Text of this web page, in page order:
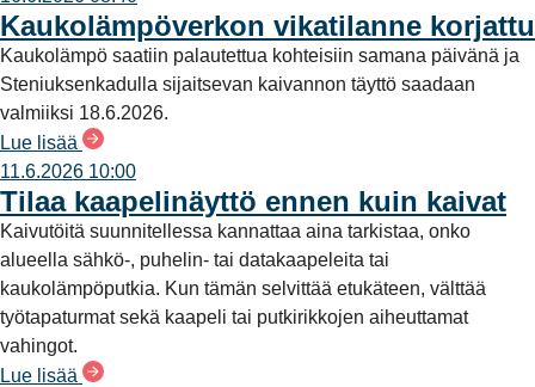
Kaukolämpöverkon vikatilanne korjattu
Kaukolämpö saatiin palautettua kohteisiin samana päivänä ja
Steniuksenkadulla sijaitsevan kaivannon täyttö saadaan
valmiiksi 18.6.2026.
Lue lisää
11.6.2026 10:00
Tilaa kaapelinäyttö ennen kuin kaivat
Kaivutöitä suunnitellessa kannattaa aina tarkistaa, onko
alueella sähkö-, puhelin- tai datakaapeleita tai
kaukolämpöputkia. Kun tämän selvittää etukäteen, välttää
työtapaturmat sekä kaapeli tai putkirikkojen aiheuttamat
vahingot.
Lue lisää